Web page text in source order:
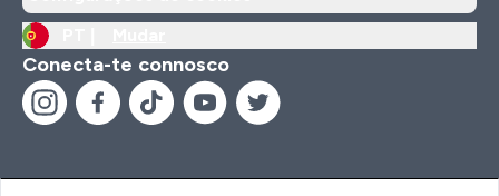
Conecta-te connosco